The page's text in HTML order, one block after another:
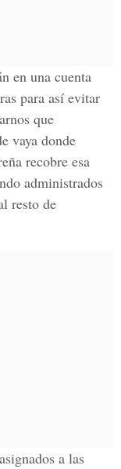
en una cuenta
para así evitar
que
vaya donde
recobre esa
administrados
resto de
a las